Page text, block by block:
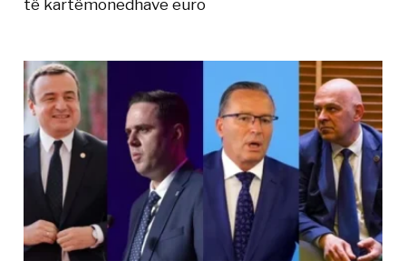
të kartëmonedhave euro